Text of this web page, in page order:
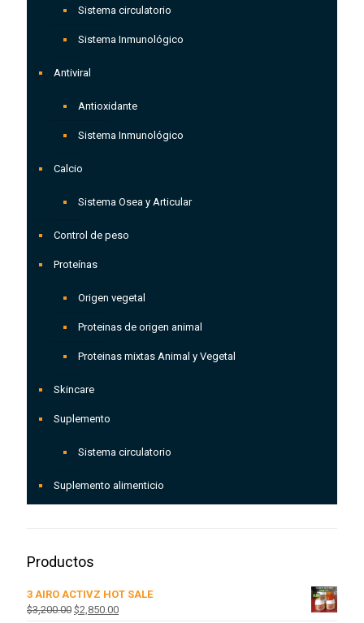
Sistema circulatorio
Sistema Inmunológico
Antiviral
Antioxidante
Sistema Inmunológico
Calcio
Sistema Osea y Articular
Control de peso
Proteínas
Origen vegetal
Proteinas de origen animal
Proteinas mixtas Animal y Vegetal
Skincare
Suplemento
Sistema circulatorio
Suplemento alimenticio
Productos
3 AIRO ACTIVZ HOT SALE
$3,200.00 El
$2,850.00El